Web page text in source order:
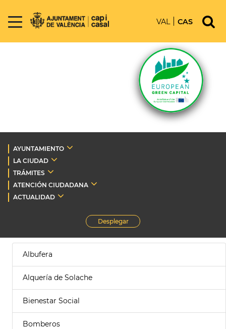
VAL CAS
AYUNTAMIENTO
LA CIUDAD
TRÁMITES
ATENCIÓN CIUDADANA
ACTUALIDAD
Desplegar
Albufera
Alquería de Solache
Bienestar Social
Bomberos